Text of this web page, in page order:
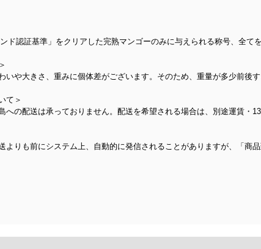
ド認証基準」をクリアした完熟マンゴーのみに与えられる称号、全て
いや大きさ、重みに個体差がございます。そのため、重量が多少前後
て＞
への配送は承っておりません。配送を希望される場合は、別途運賃・
よりも前にシステム上、自動的に発信されることがありますが、「商